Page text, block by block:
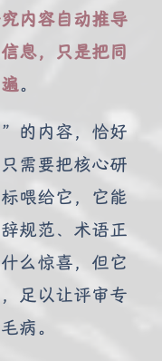
内容自动推导
息，只是把同
。
的内容，恰好
需要把核心研
喂给它，它能
规范、术语正
么惊喜，但它
足以让评审专
病。